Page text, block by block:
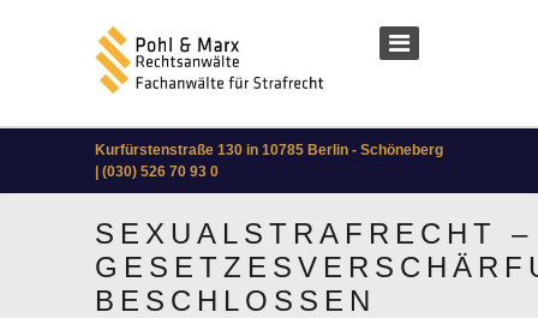
Kurfürstenstraße 130 in 10785 Berlin - Schöneberg
| (030) 526 70 93 0
SEXUALSTRAFRECHT –
BESCHLOSSEN